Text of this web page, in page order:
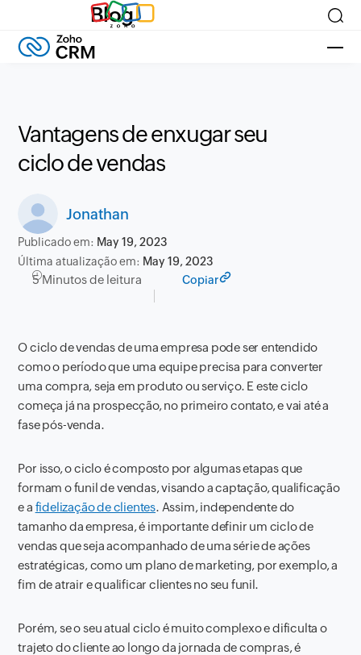
Blog
Vantagens de enxugar seu
ciclo de vendas
Jonathan
Publicado em: May 19, 2023
Última atualização em: May 19, 2023
5 Minutos de leitura Copiar
O ciclo de vendas de uma empresa pode ser entendido
como o período que uma equipe precisa para converter
uma compra, seja em produto ou serviço. E este ciclo
começa já na prospecção, no primeiro contato, e vai até a
fase pós-venda.
Por isso, o ciclo é composto por algumas etapas que
formam o funil de vendas, visando a captação, qualificação
e a fidelização de clientes. Assim, independente do
tamanho da empresa, é importante definir um ciclo de
vendas que seja acompanhado de uma série de ações
estratégicas, como um plano de marketing, por exemplo, a
fim de atrair e qualificar clientes no seu funil.
Porém, se o seu atual ciclo é muito complexo e dificulta o
trajeto do cliente ao longo da jornada de compras, é